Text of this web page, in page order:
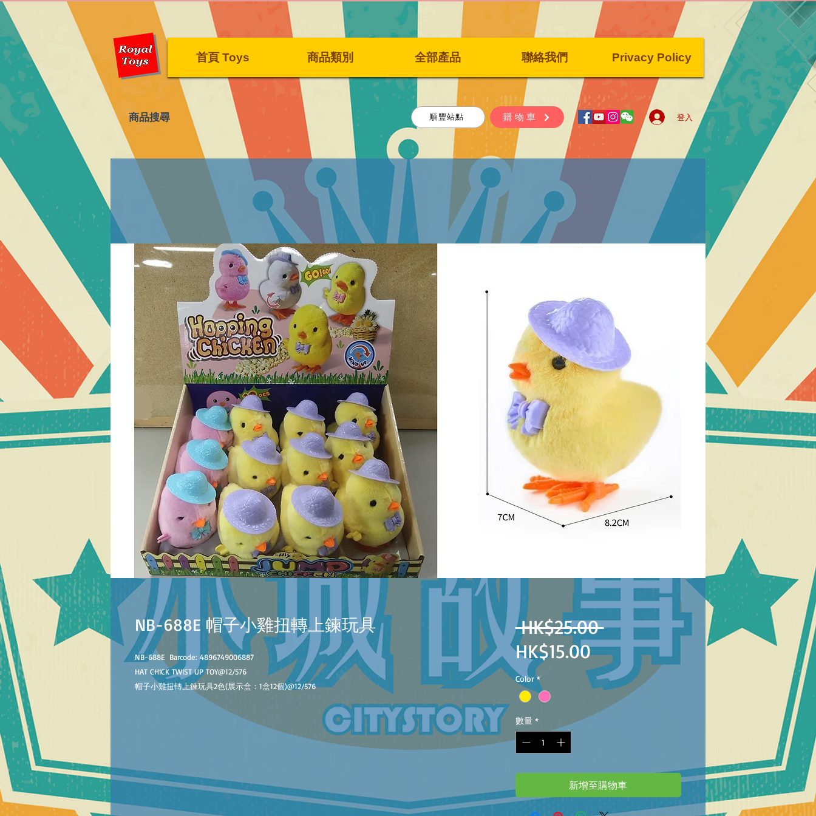
首頁 Toys 商品類別 全部產品 聯絡我們 Privacy Policy
​商品搜尋 順豐站點 購物車 登入
NB-688E 帽子小雞扭轉上鍊玩具
NB-688E Barcode: 4896749006887
HAT CHICK TWIST UP TOY@12/576
帽子小雞扭轉上鍊玩具2色(展示盒：1盒12個)@12/576
HK$25.00 一
般
價
格
HK$15.00促
銷
價
Color *
數量 *
新增至購物車